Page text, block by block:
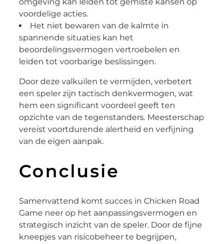
voordelige acties.
Het niet bewaren van de kalmte in
spannende situaties kan het
beoordelingsvermogen vertroebelen en
leiden tot voorbarige beslissingen.
Door deze valkuilen te vermijden, verbetert
een speler zijn tactisch denkvermogen, wat
hem een significant voordeel geeft ten
opzichte van de tegenstanders. Meesterschap
vereist voortdurende alertheid en verfijning
van de eigen aanpak.
Conclusie
Samenvattend komt succes in Chicken Road
Game neer op het aanpassingsvermogen en
strategisch inzicht van de speler. Door de fijne
kneepjes van risicobeheer te begrijpen,